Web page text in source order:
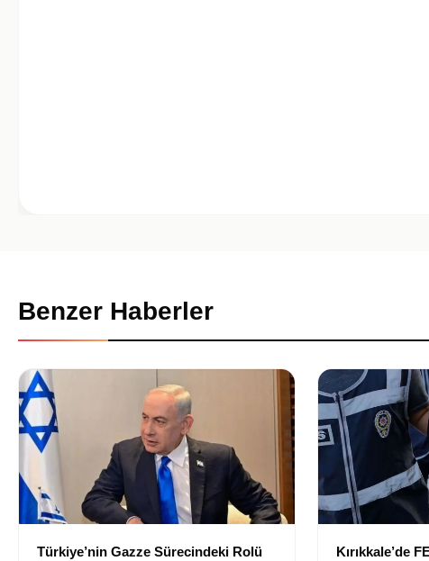
Benzer Haberler
Türkiye’nin Gazze Sürecindeki Rolü
Kırıkkale’de